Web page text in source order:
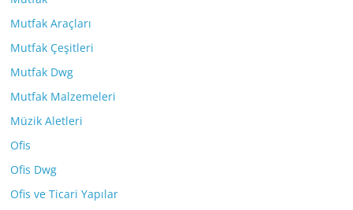
Mutfak Araçları
Mutfak Çeşitleri
Mutfak Dwg
Mutfak Malzemeleri
Müzik Aletleri
Ofis
Ofis Dwg
Ofis ve Ticari Yapılar